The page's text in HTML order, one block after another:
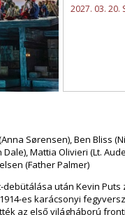
2027. 03. 20.
Sørensen), Ben Bliss
Mattia Olivieri (Lt.
(Father Palmer)
után Kevin
es karácsonyi
az első világháború